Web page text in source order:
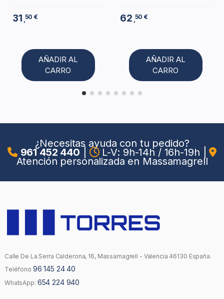
31 ,50 €
AÑADIR AL
CARRO
62 ,50 €
AÑADIR AL
CARRO
¿Necesitas ayuda con tu pedido?
961 452 440 L-V: 9h-14h / 16h-19h
Atención personalizada en Massamagrell
Calle De La Serra Calderona, 16, Massamagrell - Valencia 46130 España.
Teléfono 96 145 24 40
WhatsApp: 654 224 940